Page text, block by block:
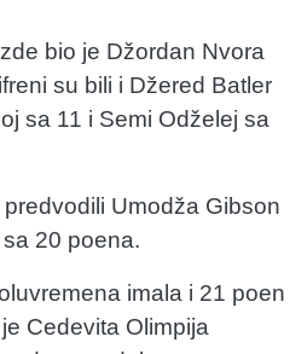
bio je Džordan Nvora
su bili i Džered Batler
sa 11 i Semi Odželej sa
Umodža Gibson
20 poena.
imala i 21 poen
Cedevita Olimpija